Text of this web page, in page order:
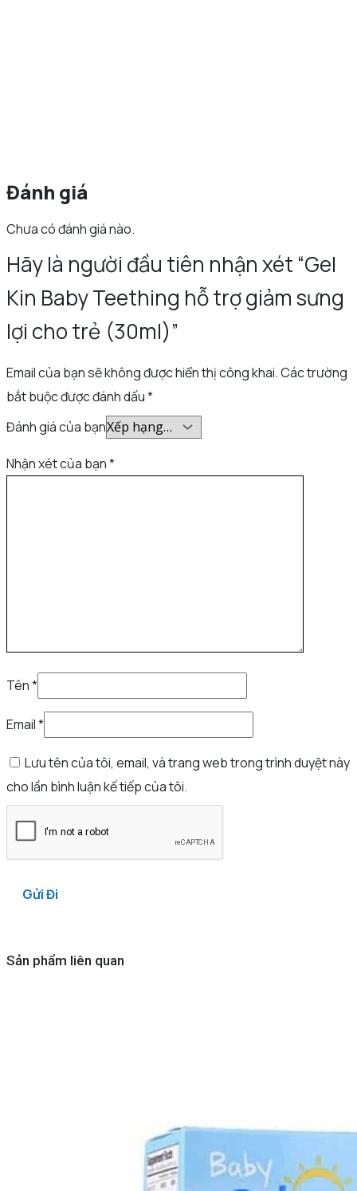
Đánh giá
Chưa có đánh giá nào.
Hãy là người đầu tiên nhận xét “Gel
Kin Baby Teething hỗ trợ giảm sưng
lợi cho trẻ (30ml)”
Email của bạn sẽ không được hiển thị công khai.Các trường
bắt buộc được đánh dấu*
Đánh giá của bạn
Nhận xét của bạn*
Tên*
Email*
Lưu tên của tôi, email, và trang web trong trình duyệt này
cho lần bình luận kế tiếp của tôi.
Sản phẩm liên quan